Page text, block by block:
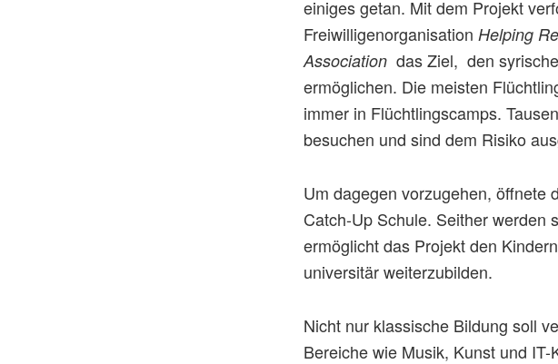
einiges getan. Mit dem Projekt
Freiwilligenorganisation Helping
Association das Ziel, den
ermöglichen. Die meisten
immer in Flüchtlingscamps.
besuchen und sind dem Risiko
Um dagegen vorzugehen, öffnete
Catch-Up Schule. Seither werden
ermöglicht das Projekt den
universitär weiterzubilden.
Nicht nur klassische Bildung soll
Bereiche wie Musik, Kunst und